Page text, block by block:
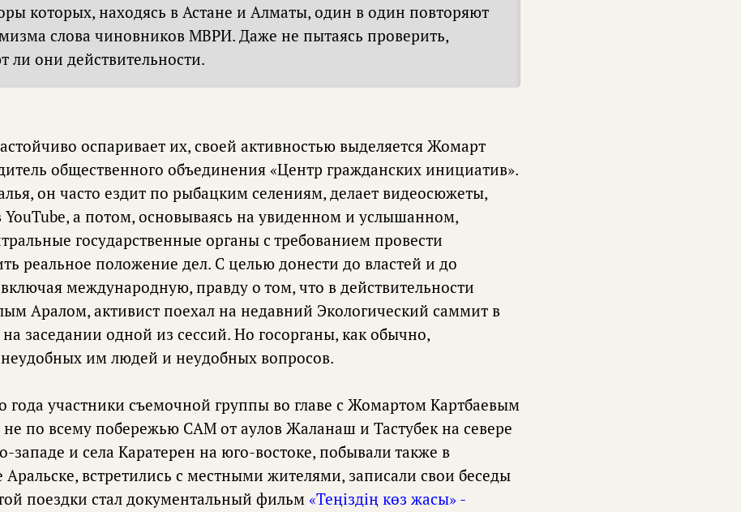
которых, находясь в Астане и Алматы, один в один повторяют
слова чиновников МВРИ. Даже не пытаясь проверить,
ли они действительности.
оспаривает их, своей активностью выделяется Жомарт
общественного объединения «Центр гражданских инициатив».
он часто ездит по рыбацким селениям, делает видеосюжеты,
YouTube, а потом, основываясь на увиденном и услышанном,
государственные органы с требованием провести
реальное положение дел. С целью донести до властей и до
международную, правду о том, что в действительности
Аралом, активист поехал на недавний Экологический саммит в
заседании одной из сессий. Но госорганы, как обычно,
им людей и неудобных вопросов.
года участники съемочной группы во главе с Жомартом Картбаевым
не по всему побережью САМ от аулов Жаланаш и Тастубек на севере
западе и села Каратерен на юго-востоке, побывали также в
встретились с местными жителями, записали свои беседы
поездки стал документальный фильм«Теңіздің көз жасы» -